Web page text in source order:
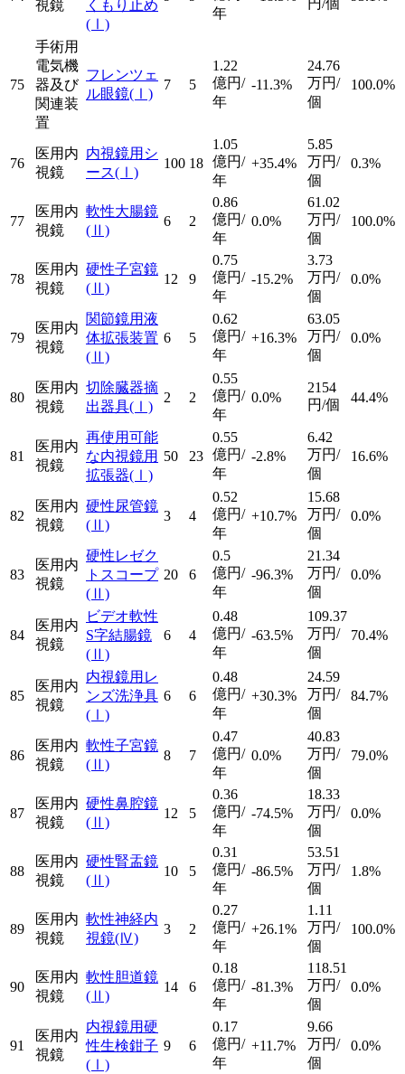
視鏡
くもり止め
(Ⅰ)
年
円/個
75
手術用
電気機
器及び
関連装
置
フレンツェ
ル眼鏡(Ⅰ)
7 5
1.22
億円/
年
-11.3%
24.76
万円/
個
100.0%
76
医用内
視鏡
内視鏡用シ
ース(Ⅰ)
100 18
1.05
億円/
年
+35.4%
5.85
万円/
個
0.3%
77
医用内
視鏡
軟性大腸鏡
(Ⅱ)
6 2
0.86
億円/
年
0.0%
61.02
万円/
個
100.0%
78
医用内
視鏡
硬性子宮鏡
(Ⅱ)
12 9
0.75
億円/
年
-15.2%
3.73
万円/
個
0.0%
79
医用内
視鏡
関節鏡用液
体拡張装置
(Ⅱ)
6 5
0.62
億円/
年
+16.3%
63.05
万円/
個
0.0%
80
医用内
視鏡
切除臓器摘
出器具(Ⅰ)
2 2
0.55
億円/
年
0.0%
2154
円/個
44.4%
81
医用内
視鏡
再使用可能
な内視鏡用
拡張器(Ⅰ)
50 23
0.55
億円/
年
-2.8%
6.42
万円/
個
16.6%
82
医用内
視鏡
硬性尿管鏡
(Ⅱ)
3 4
0.52
億円/
年
+10.7%
15.68
万円/
個
0.0%
83
医用内
視鏡
硬性レゼク
トスコープ
(Ⅱ)
20 6
0.5
億円/
年
-96.3%
21.34
万円/
個
0.0%
84
医用内
視鏡
ビデオ軟性
S字結腸鏡
(Ⅱ)
6 4
0.48
億円/
年
-63.5%
109.37
万円/
個
70.4%
85
医用内
視鏡
内視鏡用レ
ンズ洗浄具
(Ⅰ)
6 6
0.48
億円/
年
+30.3%
24.59
万円/
個
84.7%
86
医用内
視鏡
軟性子宮鏡
(Ⅱ)
8 7
0.47
億円/
年
0.0%
40.83
万円/
個
79.0%
87
医用内
視鏡
硬性鼻腔鏡
(Ⅱ)
12 5
0.36
億円/
年
-74.5%
18.33
万円/
個
0.0%
88
医用内
視鏡
硬性腎盂鏡
(Ⅱ)
10 5
0.31
億円/
年
-86.5%
53.51
万円/
個
1.8%
89
医用内
視鏡
軟性神経内
視鏡(Ⅳ)
3 2
0.27
億円/
年
+26.1%
1.11
万円/
個
100.0%
90
医用内
視鏡
軟性胆道鏡
(Ⅱ)
14 6
0.18
億円/
年
-81.3%
118.51
万円/
個
0.0%
91
医用内
視鏡
内視鏡用硬
性生検鉗子
(Ⅰ)
9 6
0.17
億円/
年
+11.7%
9.66
万円/
個
0.0%